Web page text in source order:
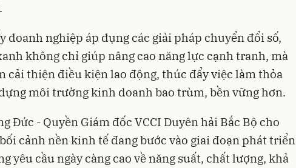
doanh nghiệp áp dụng các giải pháp chuyển đổi số,
không chỉ giúp nâng cao năng lực cạnh tranh, mà
cải thiện điều kiện lao động, thúc đẩy việc làm thỏa
môi trường kinh doanh bao trùm, bền vững hơn.
Đức - Quyền Giám đốc VCCI Duyên hải Bắc Bộ cho
cảnh nền kinh tế đang bước vào giai đoạn phát triển
yêu cầu ngày càng cao về năng suất, chất lượng, khả